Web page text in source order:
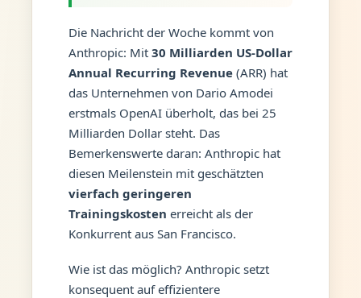
Die Nachricht der Woche kommt von
Anthropic: Mit 30 Milliarden US-Dollar
Annual Recurring Revenue(ARR) hat
das Unternehmen von Dario Amodei
erstmals OpenAI überholt, das bei 25
Milliarden Dollar steht. Das
Bemerkenswerte daran: Anthropic hat
diesen Meilenstein mit geschätzten
vierfach geringeren
Trainingskosten erreicht als der
Konkurrent aus San Francisco.
Wie ist das möglich? Anthropic setzt
konsequent auf effizientere